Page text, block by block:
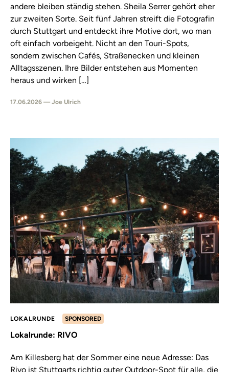
andere bleiben ständig stehen. Sheila Serrer gehört eher
zur zweiten Sorte. Seit fünf Jahren streift die Fotografin
durch Stuttgart und entdeckt ihre Motive dort, wo man
oft einfach vorbeigeht. Nicht an den Touri-Spots,
sondern zwischen Cafés, Straßenecken und kleinen
Alltagsszenen. Ihre Bilder entstehen aus Momenten
heraus und wirken […]
17.06.2026 — Joe Ulrich
LOKALRUNDE SPONSORED
Lokalrunde: RIVO
Am Killesberg hat der Sommer eine neue Adresse: Das
Rivo ist Stuttgarts richtig guter Outdoor-Spot für alle, die